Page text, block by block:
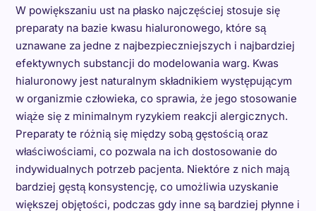
W powiększaniu ust na płasko najczęściej stosuje się
preparaty na bazie kwasu hialuronowego, które są
uznawane za jedne z najbezpieczniejszych i najbardziej
efektywnych substancji do modelowania warg. Kwas
hialuronowy jest naturalnym składnikiem występującym
w organizmie człowieka, co sprawia, że jego stosowanie
wiąże się z minimalnym ryzykiem reakcji alergicznych.
Preparaty te różnią się między sobą gęstością oraz
właściwościami, co pozwala na ich dostosowanie do
indywidualnych potrzeb pacjenta. Niektóre z nich mają
bardziej gęstą konsystencję, co umożliwia uzyskanie
większej objętości, podczas gdy inne są bardziej płynne i